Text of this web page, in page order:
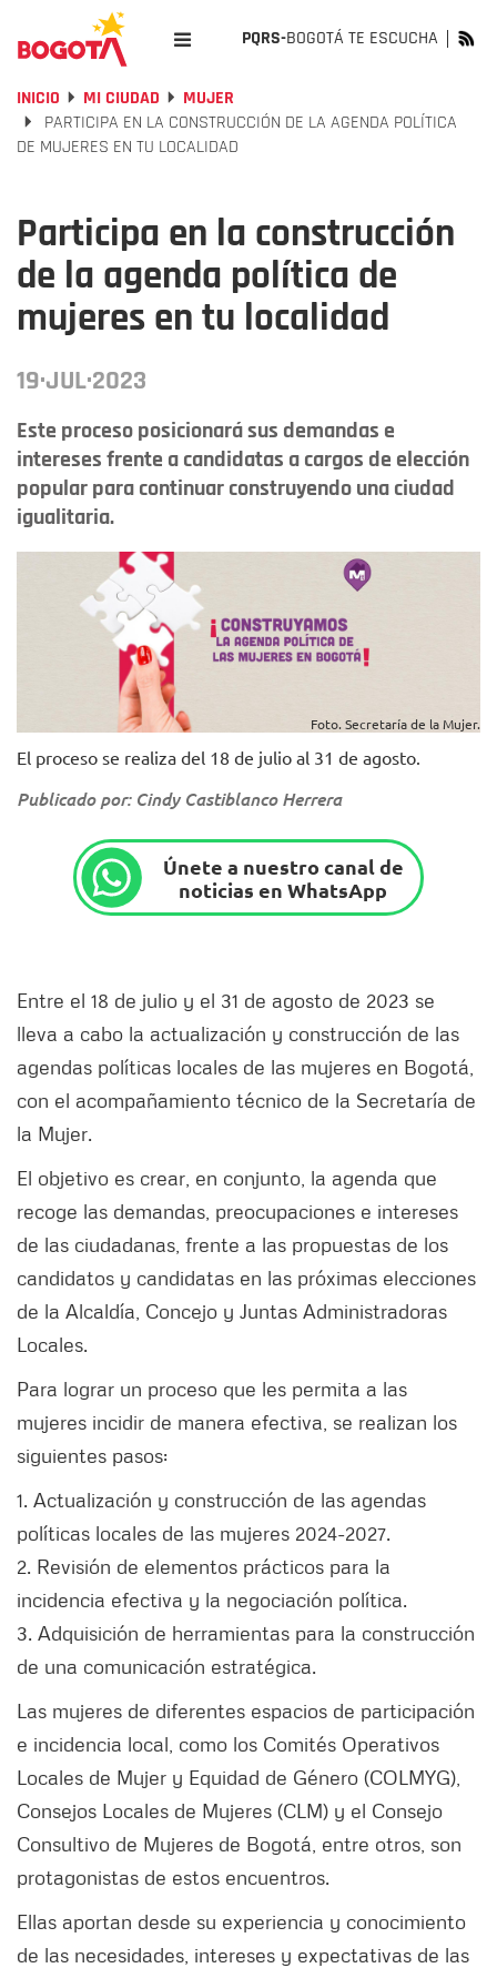
PQRS-BOGOTÁ TE ESCUCHA
INICIO MI CIUDAD
MUJER
PARTICIPA EN LA CONSTRUCCIÓN DE LA AGENDA POLÍTICA
DE MUJERES EN TU LOCALIDAD
Participa en la construcción
de la agenda política de
mujeres en tu localidad
19·JUL·2023
Este proceso posicionará sus demandas e
intereses frente a candidatas a cargos de elección
popular para continuar construyendo una ciudad
igualitaria.
Foto. Secretaría de la Mujer.
El proceso se realiza del 18 de julio al 31 de agosto.
Publicado por: Cindy Castiblanco Herrera
Únete a nuestro canal de
noticias en WhatsApp
Entre el 18 de julio y el 31 de agosto de 2023 se
lleva a cabo la actualización y construcción de las
agendas políticas locales de las mujeres en Bogotá,
con el acompañamiento técnico de la Secretaría de
la Mujer.
El objetivo es crear, en conjunto, la agenda que
recoge las demandas, preocupaciones e intereses
de las ciudadanas, frente a las propuestas de los
candidatos y candidatas en las próximas elecciones
de la Alcaldía, Concejo y Juntas Administradoras
Locales.
Para lograr un proceso que les permita a las
mujeres incidir de manera efectiva, se realizan los
siguientes pasos:
1. Actualización y construcción de las agendas
políticas locales de las mujeres 2024-2027.
2. Revisión de elementos prácticos para la
incidencia efectiva y la negociación política.
3. Adquisición de herramientas para la construcción
de una comunicación estratégica.
Las mujeres de diferentes espacios de participación
e incidencia local, como los Comités Operativos
Locales de Mujer y Equidad de Género (COLMYG),
Consejos Locales de Mujeres (CLM) y el Consejo
Consultivo de Mujeres de Bogotá, entre otros, son
protagonistas de estos encuentros.
Ellas aportan desde su experiencia y conocimiento
de las necesidades, intereses y expectativas de las